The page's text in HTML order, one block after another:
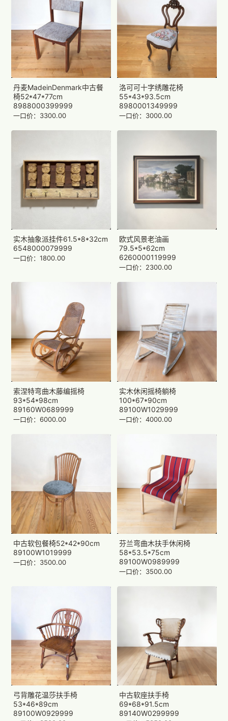
丹麦MadeinDenmark中古餐
椅52*47*77cm
8988000399999
一口价：3300.00
洛可可十字绣雕花椅
55*43*93.5cm
8980001349999
一口价：3000.00
实木抽象派挂件61.5*8*32cm
6548000079999
一口价：1800.00
欧式风景老油画
79.5*5*62cm
6260000119999
一口价：2300.00
索涅特弯曲木藤编摇椅
93*54*98cm
89160W0689999
一口价：6000.00
实木休闲摇椅躺椅
100*67*90cm
89100W1029999
一口价：4000.00
中古软包餐椅52*42*90cm
89100W1019999
一口价：3500.00
芬兰弯曲木扶手休闲椅
58*53.5*75cm
89100W0989999
一口价：3500.00
弓背雕花温莎扶手椅
53*46*89cm
89100W0929999
中古软座扶手椅
69*68*91.5cm
89140W0299999